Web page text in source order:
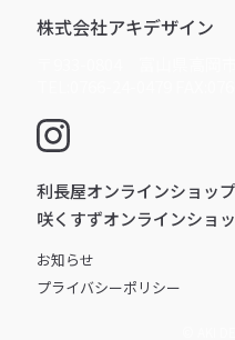
株式会社アキデザイン
利長屋オンラインショップ
咲くすずオンラインショ
お知らせ
プライバシーポリシー